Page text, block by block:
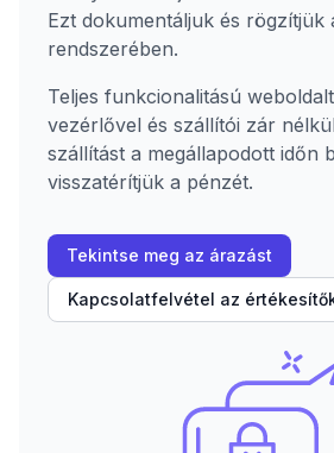
Ezt dokumentáljuk és rögzítjük
rendszerében.
Teljes funkcionalitású
vezérlővel és szállítói zár
szállítást a megállapodott időn
visszatérítjük a pénzét.
Tekintse meg az árazást
Kapcsolatfelvétel az